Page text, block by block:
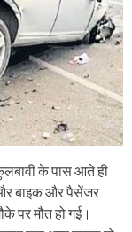
के पास आते ही
बाइक और पैसेंजर
पर मौत हो गई।